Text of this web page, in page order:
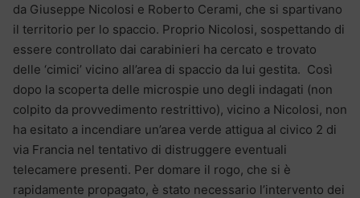
da Giuseppe Nicolosi e Roberto Cerami, che si spartivano
il territorio per lo spaccio. Proprio Nicolosi, sospettando di
essere controllato dai carabinieri ha cercato e trovato
delle ‘cimici’ vicino all’area di spaccio da lui gestita. Così
dopo la scoperta delle microspie uno degli indagati (non
colpito da provvedimento restrittivo), vicino a Nicolosi, non
ha esitato a incendiare un’area verde attigua al civico 2 di
via Francia nel tentativo di distruggere eventuali
telecamere presenti. Per domare il rogo, che si è
rapidamente propagato, è stato necessario l’intervento dei